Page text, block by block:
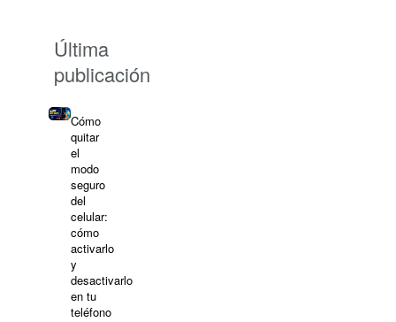
Última
publicación
Cómo
quitar
el
modo
seguro
del
celular:
cómo
activarlo
y
desactivarlo
en tu
teléfono